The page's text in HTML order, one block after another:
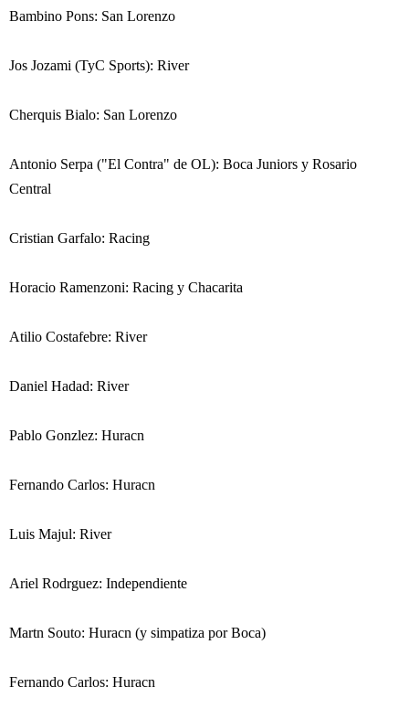
Bambino Pons: San Lorenzo
Jos Jozami (TyC Sports): River
Cherquis Bialo: San Lorenzo
Antonio Serpa ("El Contra" de OL): Boca Juniors y Rosario
Central
Cristian Garfalo: Racing
Horacio Ramenzoni: Racing y Chacarita
Atilio Costafebre: River
Daniel Hadad: River
Pablo Gonzlez: Huracn
Fernando Carlos: Huracn
Luis Majul: River
Ariel Rodrguez: Independiente
Martn Souto: Huracn (y simpatiza por Boca)
Fernando Carlos: Huracn